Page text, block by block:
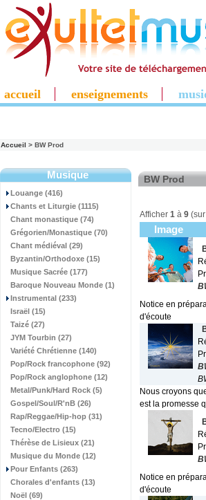
accueil enseignements
Accueil > BW Prod
Musique
Louange (416)
Chants et Liturgie (1115)
Chant monastique (74)
Grégorien/Monastique (70)
Chant médiéval (29)
Byzantin/Orthodoxe (15)
Musique Sacrée (177)
Baroque Nouveau Monde (1)
Instrumental (233)
Israël (15)
Taizé (27)
JYM Tourbin (27)
Variété Chrétienne (140)
Pop/Rock francophone (92)
Pop/Rock anglophone (12)
Metal/Punk/Hard Rock (5)
Gospel/Soul/R'nB (26)
Rap/Reggae/Hip-hop (31)
Tecno/Electro (15)
Thérèse de Lisieux (21)
Musique du Monde (12)
Pour Enfants (263)
Chorales d'enfants (13)
Noël (69)
BW Prod
Afficher 1 à 9 (sur
Image
Notice en
d'écoute
Nous croyons
est la promesse
Notice en
d'écoute